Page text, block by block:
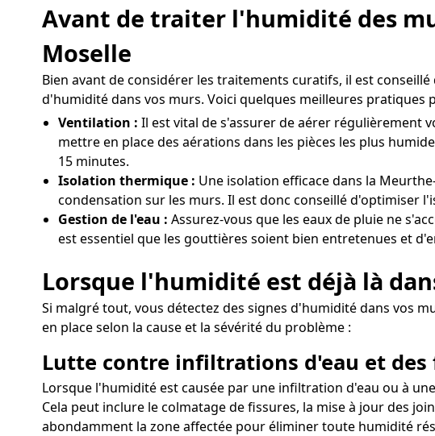
Avant de traiter l'humidité des
Moselle
Bien avant de considérer les traitements curatifs, il est
d'humidité dans vos murs. Voici quelques meilleures
Ventilation : Il est vital de s'assurer de aérer régulièrement
mettre en place des aérations dans les pièces les plus
15 minutes.
Isolation thermique : Une isolation efficace dans la
condensation sur les murs. Il est donc conseillé d'optimiser
Gestion de l'eau : Assurez-vous que les eaux de pluie ne
est essentiel que les gouttières soient bien entretenues et
Lorsque l'humidité est déjà là
Si malgré tout, vous détectez des signes d'humidité dans vos
en place selon la cause et la sévérité du problème :
Lutte contre infiltrations d'eau et des
Lorsque l'humidité est causée par une infiltration d'eau ou à
Cela peut inclure le colmatage de fissures, la mise à jour des
abondamment la zone affectée pour éliminer toute humidité